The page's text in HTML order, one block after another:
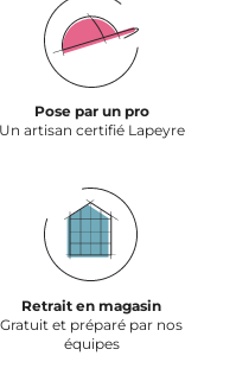
Pose par un pro
Un artisan certifié Lapeyre
Retrait en magasin
Gratuit et préparé par nos
équipes